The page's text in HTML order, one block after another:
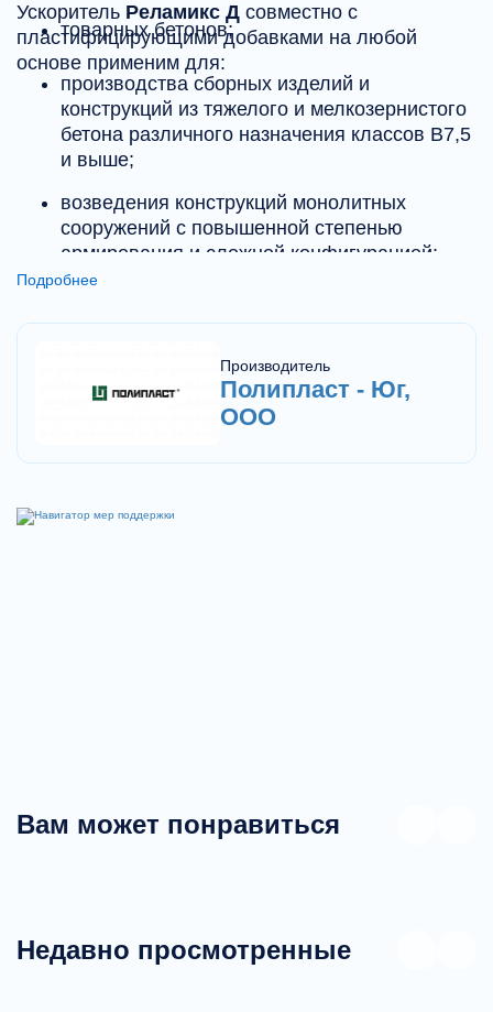
Ускоритель Реламикс Д совместно с
пластифицирующими добавками на любой
основе применим для:
товарных бетонов;
производства сборных изделий и
конструкций из тяжелого и мелкозернистого
бетона различного назначения классов В7,5
и выше;
возведения конструкций монолитных
сооружений с повышенной степенью
армирования и сложной конфигурацией;
Подробнее
Производитель
Полипласт - Юг,
ООО
Вам может понравиться
Недавно просмотренные